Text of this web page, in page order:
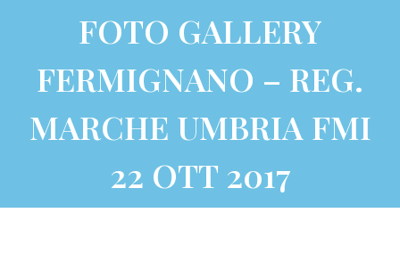
FOTO GALLERY
FERMIGNANO – REG.
MARCHE UMBRIA FMI
22 OTT 2017